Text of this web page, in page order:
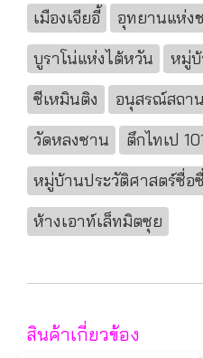
เมืองเจียอี้
อุทยานแห่ง
บูราโน่แห่งไต้หวัน
หมู่บ้
ซีเหมินติง
อนุสรณ์สถาน
วัดหลงซาน
ตึกไทเป
หมู่บ้านประวัติศาสตร์ซื่
ห้างเอาท์เล็ทมิตซุย
สินค้าเกี่ยวข้อง